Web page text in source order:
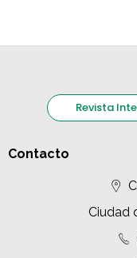
Revista
Contacto
Ciudad